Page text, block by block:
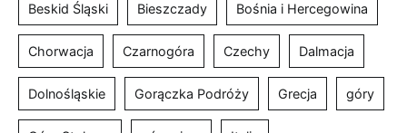
Beskid Śląski Bieszczady Bośnia i Hercegowina
Chorwacja Czarnogóra Czechy Dalmacja
Dolnośląskie Gorączka Podróży Grecja góry